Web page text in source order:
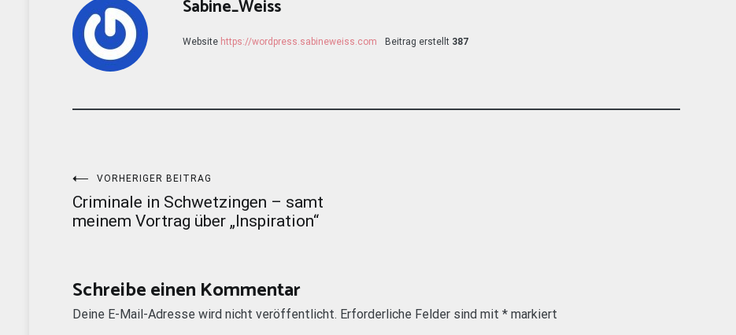
Sabine_Weiss
Website https://wordpress.sabineweiss.com Beitrag erstellt 387
Beitragsnavigation
VORHERIGER BEITRAG
Criminale in Schwetzingen – samt
meinem Vortrag über „Inspiration“
Schreibe einen Kommentar
Deine E-Mail-Adresse wird nicht veröffentlicht. Erforderliche Felder sind mit * markiert